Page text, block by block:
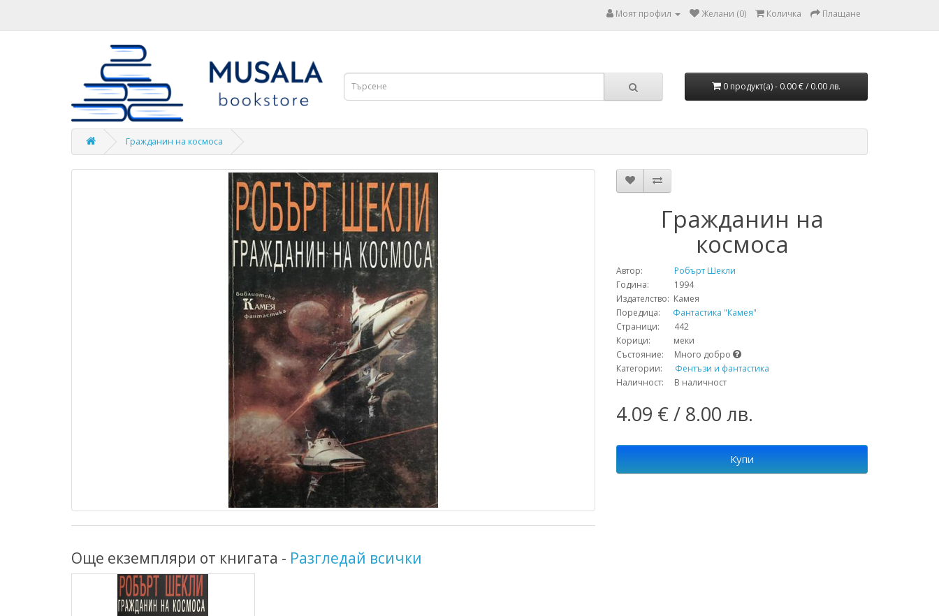
Моят профил Желани (0) Количка Плащане
0 продукт(а) - 0.00 € / 0.00 лв.
Гражданин на космоса
Гражданин на
космоса
Автор:
Робърт Шекли
Година: 1994
Издателство: Камея
Поредица:
Фантастика "Камея"
Страници: 442
Корици: меки
Състояние: Много добро
Категории: Фентъзи и фантастика
Наличност: В наличност
4.09 € / 8.00 лв.
Купи
Още екземпляри от книгата - Разгледай всички